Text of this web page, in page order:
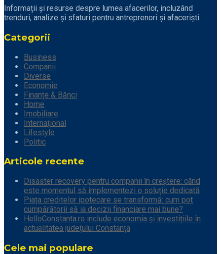
Informații și resurse despre lumea afacerilor, incluzând
trenduri, analize și sfaturi pentru antreprenori și afaceriști.
Categorii
Business
Companii
Diverse
Economie
Finanțe & Bănci
Home
Imobiliare
Internațional
Lifestyle
Politic
Articole recente
Disaster recovery pentru companii în creștere: când
este momentul să implementezi o soluție dedicată
Piața creditelor ipotecare se transformă: cum pot
cumpărătorii să ia decizii financiare mai bune?
HelloConstanta.ro include economia și investițiile în
actualitatea județului Constanța
Cele mai populare